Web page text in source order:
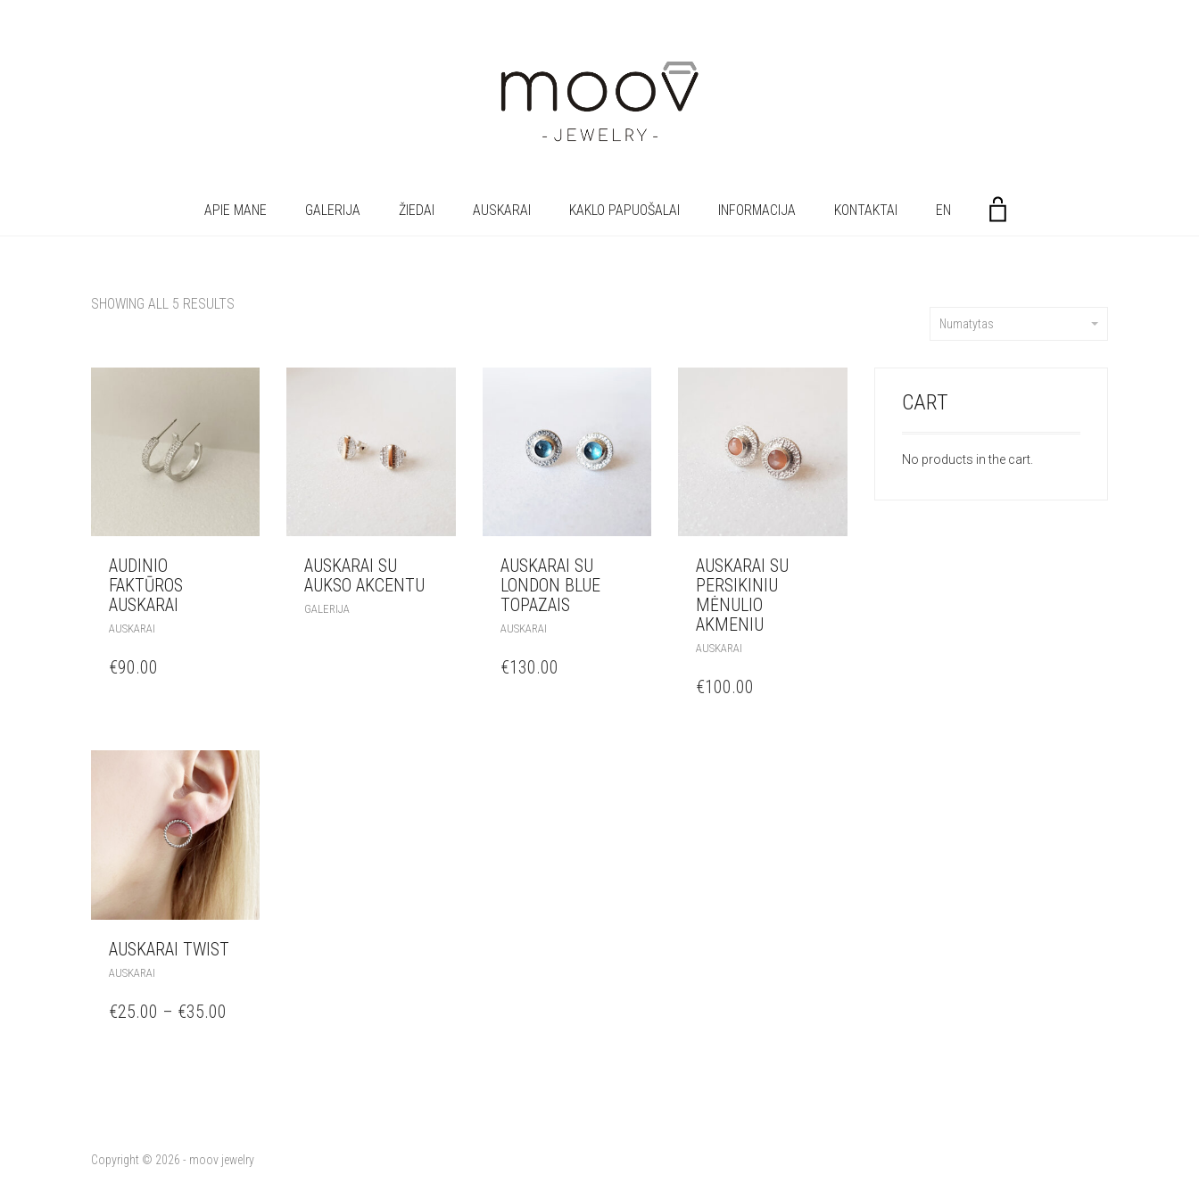
APIE MANE GALERIJA ŽIEDAI AUSKARAI KAKLO PAPUOŠALAI INFORMACIJA KONTAKTAI EN
SHOWING ALL 5 RESULTS
Numatytas
AUDINIO
FAKTŪROS
AUSKARAI
AUSKARAI
€90.00
AUSKARAI SU
AUKSO AKCENTU
GALERIJA
AUSKARAI SU
LONDON BLUE
TOPAZAIS
AUSKARAI
€130.00
AUSKARAI SU
PERSIKINIU
MĖNULIO
AKMENIU
AUSKARAI
€100.00
AUSKARAI TWIST
AUSKARAI
€25.00 – €35.00
CART
No products in the cart.
Copyright © 2026 - moov jewelry